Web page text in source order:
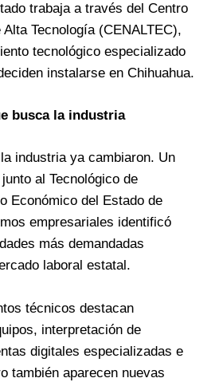
trabaja a través del Centro
Tecnología (CENALTEC),
tecnológico especializado
instalarse en Chihuahua.
busca la industria
industria ya cambiaron. Un
al Tecnológico de
Económico del Estado de
empresariales identificó
más demandadas
laboral estatal.
técnicos destacan
interpretación de
digitales especializadas e
también aparecen nuevas